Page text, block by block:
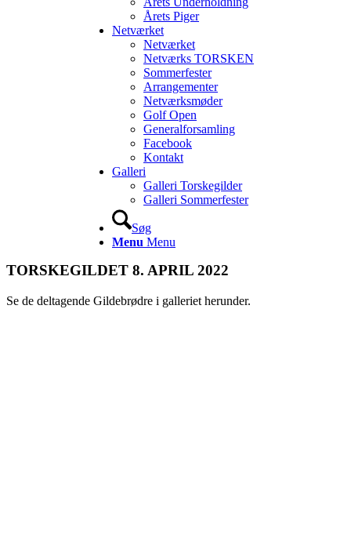
Årets Piger
Netværket
Netværket
Netværks TORSKEN
Sommerfester
Arrangementer
Netværksmøder
Golf Open
Generalforsamling
Facebook
Kontakt
Galleri
Galleri Torskegilder
Galleri Sommerfester
Søg
Menu Menu
TORSKEGILDET 8. APRIL 2022
Se de deltagende Gildebrødre i galleriet herunder.